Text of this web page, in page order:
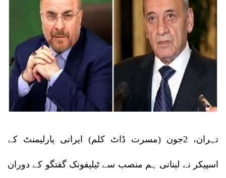
تہران، 2جون (مسرت ڈاٹ کلم) ایرانی پارلیمنٹ کے
اسپیکر نے لبنانی ہم منصب سے ٹیلیفونک گفتگو کے دوران